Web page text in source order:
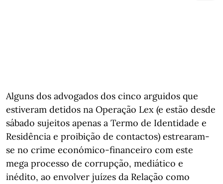
Alguns dos advogados dos cinco arguidos que
estiveram detidos na Operação Lex (e estão desde
sábado sujeitos apenas a Termo de Identidade e
Residência e proibição de contactos) estrearam-
se no crime económico-financeiro com este
mega processo de corrupção, mediático e
inédito, ao envolver juízes da Relação como